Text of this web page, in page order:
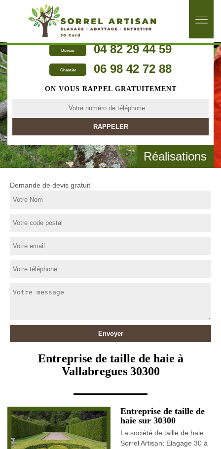
Bureau 04 82 29 44 59
Chantier 06 98 42 72 88
ON VOUS RAPPEL GRATUITEMENT
Réalisations
Demande de devis gratuit
Entreprise de taille de haie à
Vallabregues 30300
Entreprise de taille de
haie sur 30300
La société de taille de haie
Sorrel Artisan; Elagage 30 à